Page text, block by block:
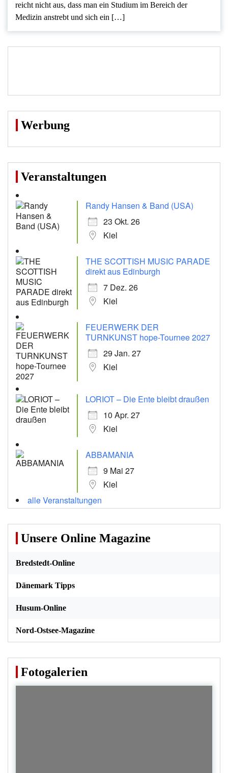
reicht nicht aus, dass man ein Studium im Bereich der
Medizin anstrebt und sich ein […]
Werbung
Veranstaltungen
Randy Hansen & Band (USA)
23 Okt. 26
Kiel
THE SCOTTISH MUSIC PARADE
direkt aus Edinburgh
7 Dez. 26
Kiel
FEUERWERK DER
TURNKUNST hope-Tournee 2027
29 Jan. 27
Kiel
LORIOT – Die Ente bleibt draußen
10 Apr. 27
Kiel
ABBAMANIA
9 Mai 27
Kiel
alle Veranstaltungen
Unsere Online Magazine
Bredstedt-Online
Dänemark Tipps
Husum-Online
Nord-Ostsee-Magazine
Fotogalerien